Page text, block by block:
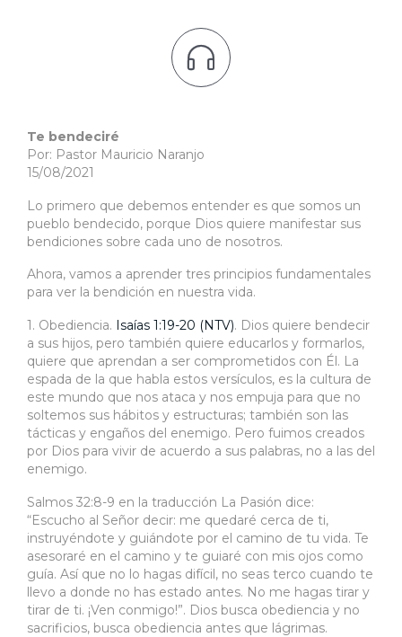

Te bendeciré
Por: Pastor Mauricio Naranjo
15/08/2021
Lo primero que debemos entender es que somos un
pueblo bendecido, porque Dios quiere manifestar sus
bendiciones sobre cada uno de nosotros.
Ahora, vamos a aprender tres principios fundamentales
para ver la bendición en nuestra vida.
1. Obediencia. Isaías 1:19-20 (NTV). Dios quiere bendecir
a sus hijos, pero también quiere educarlos y formarlos,
quiere que aprendan a ser comprometidos con Él. La
espada de la que habla estos versículos, es la cultura de
este mundo que nos ataca y nos empuja para que no
soltemos sus hábitos y estructuras; también son las
tácticas y engaños del enemigo. Pero fuimos creados
por Dios para vivir de acuerdo a sus palabras, no a las del
enemigo.
Salmos 32:8-9 en la traducción La Pasión dice:
“Escucho al Señor decir: me quedaré cerca de ti,
instruyéndote y guiándote por el camino de tu vida. Te
asesoraré en el camino y te guiaré con mis ojos como
guía. Así que no lo hagas difícil, no seas terco cuando te
llevo a donde no has estado antes. No me hagas tirar y
tirar de ti. ¡Ven conmigo!”. Dios busca obediencia y no
sacrificios, busca obediencia antes que lágrimas.